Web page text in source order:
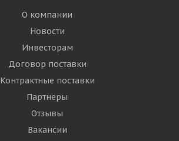
О компании
Новости
Инвесторам
Договор поставки
Контрактные поставки
Партнеры
Отзывы
Вакансии